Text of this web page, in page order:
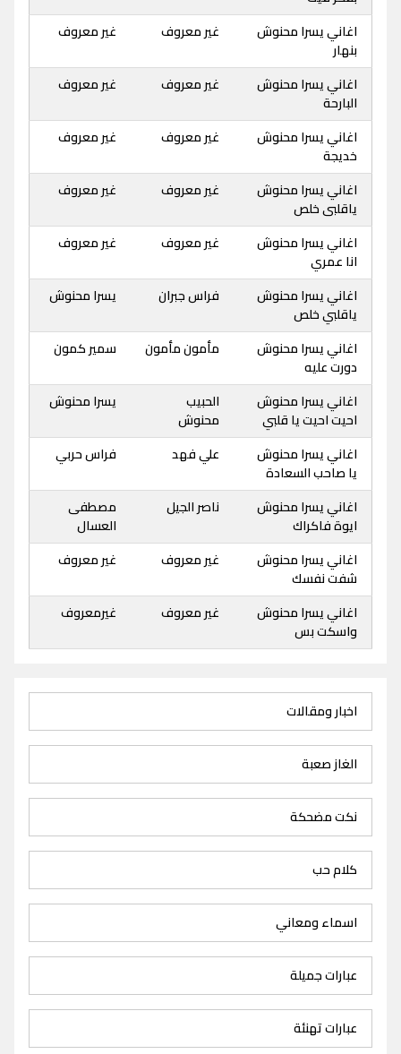
اغاني يسرا محنوش
بنهار
غير معروف غير معروف
اغاني يسرا محنوش
البارحة
غير معروف غير معروف
اغاني يسرا محنوش
خديجة
غير معروف غير معروف
اغاني يسرا محنوش
ياقلبى خلص
غير معروف غير معروف
اغاني يسرا محنوش
انا عمري
غير معروف غير معروف
اغاني يسرا محنوش
ياقلبي خلص
فراس جبران يسرا محنوش
اغاني يسرا محنوش
دورت عليه
مأمون مأمون سمير كمون
اغاني يسرا محنوش
احيت احيت يا قلبي
الحبيب
محنوش
يسرا محنوش
اغاني يسرا محنوش
يا صاحب السعادة
علي فهد فراس حربي
اغاني يسرا محنوش
ايوة فاكراك
ناصر الجيل
مصطفى
العسال
اغاني يسرا محنوش
شفت نفسك
غير معروف غير معروف
اغاني يسرا محنوش
واسكت بس
غير معروف غيرمعروف
اخبار ومقالات
الغاز صعبة
نكت مضحكة
كلام حب
اسماء ومعاني
عبارات جميلة
عبارات تهنئة